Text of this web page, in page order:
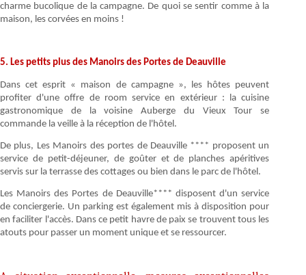
charme bucolique de la campagne. De quoi se sentir comme à la
maison, les corvées en moins !
5. Les petits plus des Manoirs des Portes de Deauville
Dans cet esprit « maison de campagne », les hôtes peuvent
profiter d'une offre de room service en extérieur : la cuisine
gastronomique de la voisine Auberge du Vieux Tour se
commande la veille à la réception de l'hôtel.
De plus, Les Manoirs des portes de Deauville **** proposent un
service de petit-déjeuner, de goûter et de planches apéritives
servis sur la terrasse des cottages ou bien dans le parc de l'hôtel.
Les Manoirs des Portes de Deauville**** disposent d'un service
de conciergerie. Un parking est également mis à disposition pour
en faciliter l'accès. Dans ce petit havre de paix se trouvent tous les
atouts pour passer un moment unique et se ressourcer.